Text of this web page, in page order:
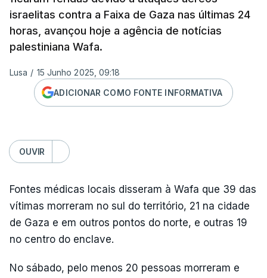
israelitas contra a Faixa de Gaza nas últimas 24
horas, avançou hoje a agência de notícias
palestiniana Wafa.
Lusa / 15 Junho 2025, 09:18
ADICIONAR COMO FONTE INFORMATIVA
OUVIR
Fontes médicas locais disseram à Wafa que 39 das
vítimas morreram no sul do território, 21 na cidade
de Gaza e em outros pontos do norte, e outras 19
no centro do enclave.
No sábado, pelo menos 20 pessoas morreram e